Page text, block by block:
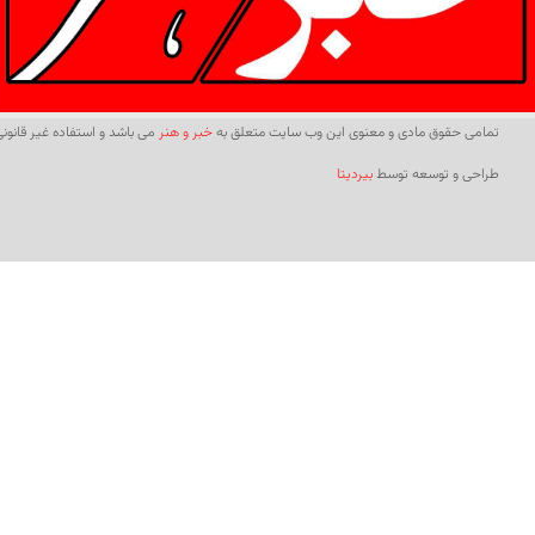
تمامی حقوق مادی و معنوی این وب سایت متعلق بهخبر و هنر می باشد و استفاده غیر
طراحی و توسعه توسطبیردیتا